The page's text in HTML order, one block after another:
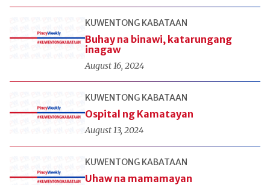
KUWENTONG KABATAAN
Buhay na binawi, katarungang
inagaw
August 16, 2024
KUWENTONG KABATAAN
Ospital ng Kamatayan
August 13, 2024
KUWENTONG KABATAAN
Uhaw na mamamayan